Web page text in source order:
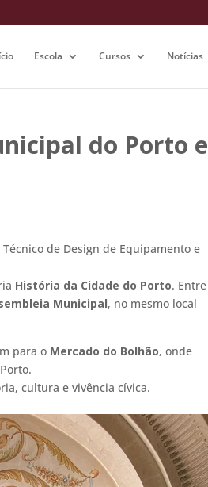
Escola Cursos Notícias
do Porto e
de Design de Equipamento e
História da Cidade do Porto. Entre
Municipal, no mesmo local
para o Mercado do Bolhão, onde
cultura e vivência cívica.